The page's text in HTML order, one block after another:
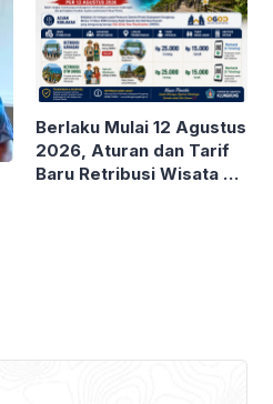
Berlaku Mulai 12 Agustus
2026, Aturan dan Tarif
Baru Retribusi Wisata di